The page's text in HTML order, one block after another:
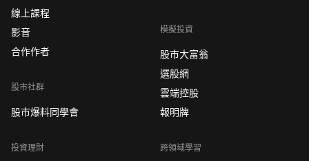
線上課程
影音
合作作者
股市社群
股市爆料同學會
投資理財
模擬投資
股市大富翁
選股網
雲端控股
報明牌
跨領域學習